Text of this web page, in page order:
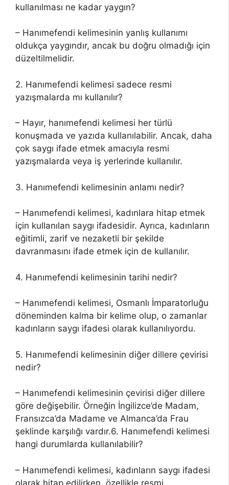
kullanılması ne kadar yaygın?
– Hanımefendi kelimesinin yanlış kullanımı
oldukça yaygındır, ancak bu doğru olmadığı için
düzeltilmelidir.
2. Hanımefendi kelimesi sadece resmi
yazışmalarda mı kullanılır?
– Hayır, hanımefendi kelimesi her türlü
konuşmada ve yazıda kullanılabilir. Ancak, daha
çok saygı ifade etmek amacıyla resmi
yazışmalarda veya iş yerlerinde kullanılır.
3. Hanımefendi kelimesinin anlamı nedir?
– Hanımefendi kelimesi, kadınlara hitap etmek
için kullanılan saygı ifadesidir. Ayrıca, kadınların
eğitimli, zarif ve nezaketli bir şekilde
davranmasını ifade etmek için de kullanılır.
4. Hanımefendi kelimesinin tarihi nedir?
– Hanımefendi kelimesi, Osmanlı İmparatorluğu
döneminden kalma bir kelime olup, o zamanlar
kadınların saygı ifadesi olarak kullanılıyordu.
5. Hanımefendi kelimesinin diğer dillere çevirisi
nedir?
– Hanımefendi kelimesinin çevirisi diğer dillere
göre değişebilir. Örneğin İngilizce’de Madam,
Fransızca’da Madame ve Almanca’da Frau
şeklinde karşılığı vardır.6. Hanımefendi kelimesi
hangi durumlarda kullanılabilir?
– Hanımefendi kelimesi, kadınların saygı ifadesi
olarak hitap edilirken, özellikle resmi